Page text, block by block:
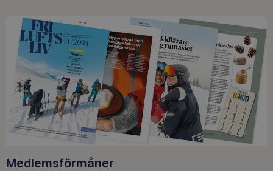
Medlemsförmåner